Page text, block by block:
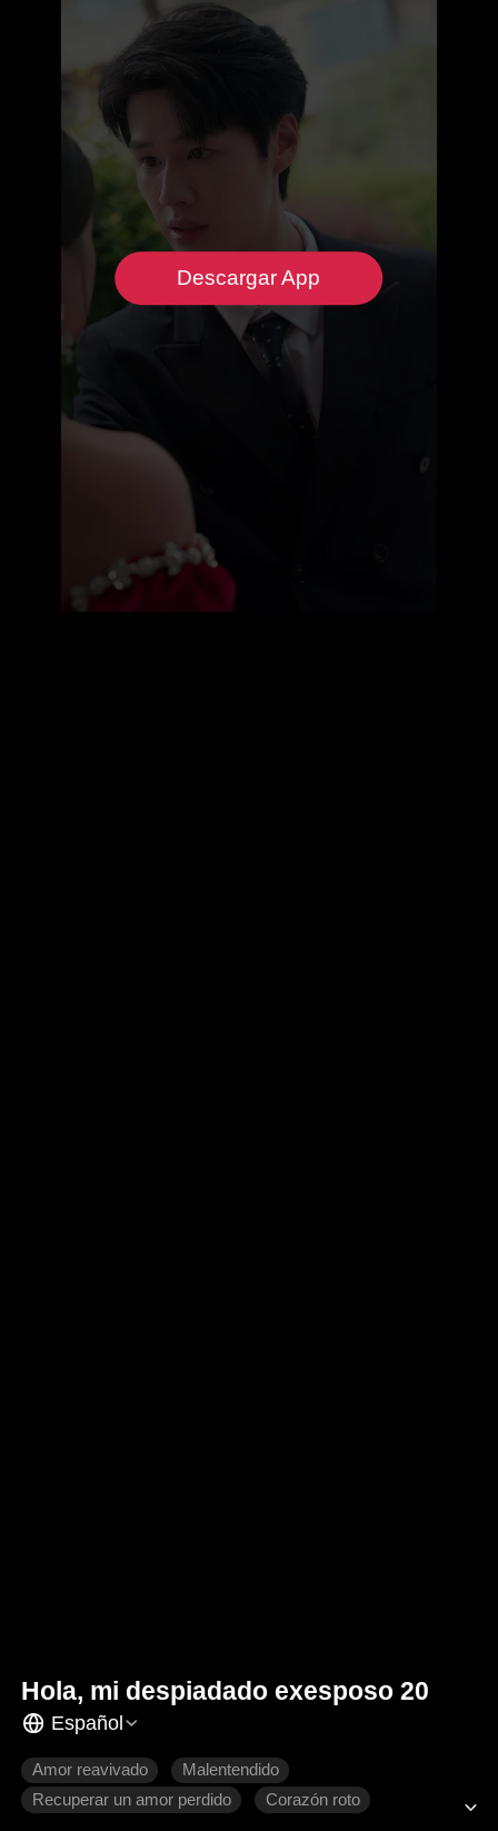
Descargar App
Hola, mi despiadado exesposo 20
Español
Amor reavivado
Malentendido
Recuperar un amor perdido
Corazón roto